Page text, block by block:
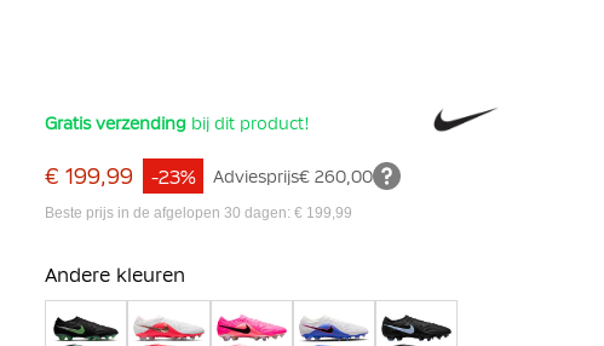
Gratis verzending bij dit product!
€ 199,99 Adviesprijs€ 260,00
-23%
Beste prijs in de afgelopen 30 dagen: € 199,99
Andere kleuren